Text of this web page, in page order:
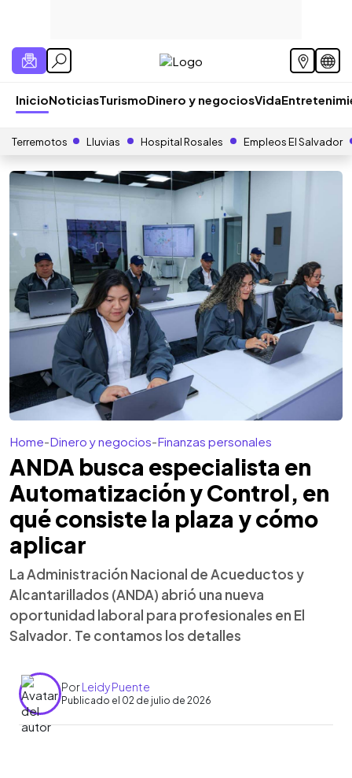
InicioNoticiasTurismoDinero y negociosVida
Terremotos Lluvias Hospital Rosales Empleos El Salvador
Home-Dinero y negocios-Finanzas personales
ANDA busca especialista en
Automatización y Control, en
qué consiste la plaza y cómo
aplicar
La Administración Nacional de Acueductos y
Alcantarillados (ANDA) abrió una nueva
oportunidad laboral para profesionales en El
Salvador. Te contamos los detalles
PorLeidy Puente
Publicado el 02 de julio de 2026